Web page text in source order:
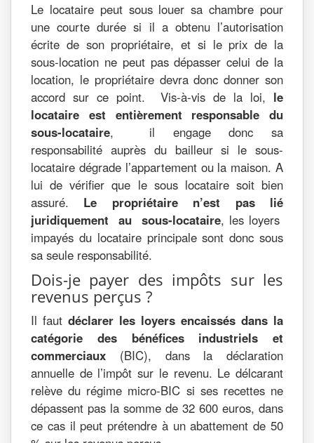
Le locataire peut sous louer sa chambre pour
une courte durée si il a obtenu l’autorisation
écrite de son propriétaire, et si le prix de la
sous-location ne peut pas dépasser celui de la
location, le propriétaire devra donc donner son
accord sur ce point. Vis-à-vis de la loi, le
locataire est entièrement responsable du
sous-locataire, il engage donc sa
responsabilité auprès du bailleur si le sous-
locataire dégrade l’appartement ou la maison. A
lui de vérifier que le sous locataire soit bien
assuré. Le propriétaire n’est pas lié
juridiquement au sous-locataire, les loyers
impayés du locataire principale sont donc sous
sa seule responsabilité.
Dois-je payer des impôts sur les
revenus perçus ?
Il faut déclarer les loyers encaissés dans la
catégorie des bénéfices industriels et
commerciaux (BIC), dans la déclaration
annuelle de l’impôt sur le revenu. Le délcarant
relève du régime micro-BIC si ses recettes ne
dépassent pas la somme de 32 600 euros, dans
ce cas il peut prétendre à un abattement de 50